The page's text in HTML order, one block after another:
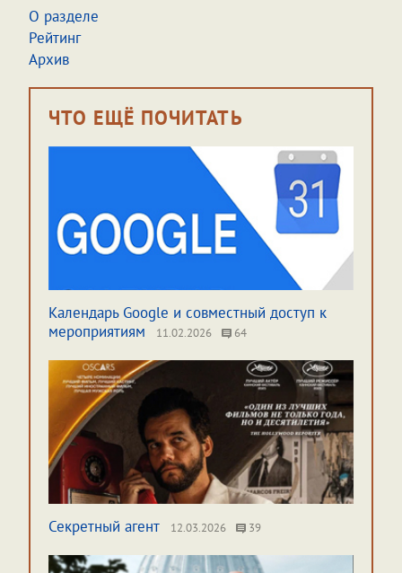
О разделе
Рейтинг
Архив
ЧТО ЕЩЁ ПОЧИТАТЬ
Календарь Google и совместный доступ к
мероприятиям
11.02.2026 64
Секретный агент 12.03.2026 39